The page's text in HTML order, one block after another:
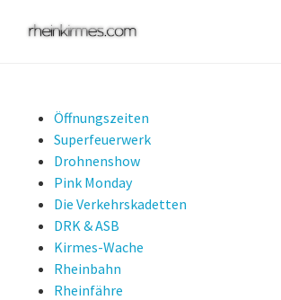
Öffnungszeiten
Superfeuerwerk
Drohnenshow
Pink Monday
Die Verkehrskadetten
DRK & ASB
Kirmes-Wache
Rheinbahn
Rheinfähre